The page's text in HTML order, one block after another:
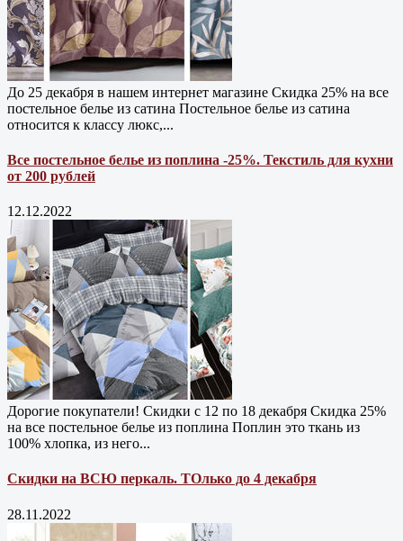
До 25 декабря в нашем интернет магазине Cкидка 25% на все
постельное белье из сатина Постельное белье из сатина
относится к классу люкс,...
Все постельное белье из поплина -25%. Текстиль для кухни
от 200 рублей
12.12.2022
Дорогие покупатели! Скидки с 12 по 18 декабря Скидка 25%
на все постельное белье из поплина Поплин это ткань из
100% хлопка, из него...
Скидки на ВСЮ перкаль. ТОлько до 4 декабря
28.11.2022